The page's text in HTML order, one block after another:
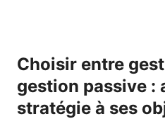
Choisir entre
gestion passive :
stratégie à ses